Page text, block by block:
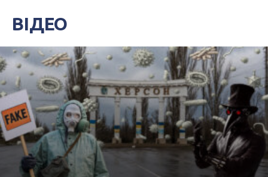
ВІДЕО